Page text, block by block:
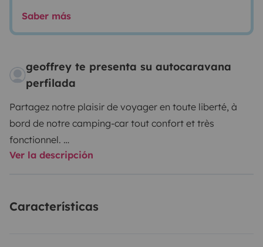
Saber más
geoffrey te presenta su autocaravana
perfilada
Partagez notre plaisir de voyager en toute liberté, à
bord de notre camping-car tout confort et très
fonctionnel.
Vous pourrez être en autonomie totale environ 2 jours
réfrigérateur de 140l avec
Ver la descripción
Características